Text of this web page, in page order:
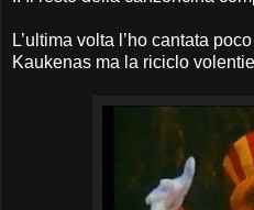
L’ultima volta l’ho cantata
Kaukenas ma la riciclo